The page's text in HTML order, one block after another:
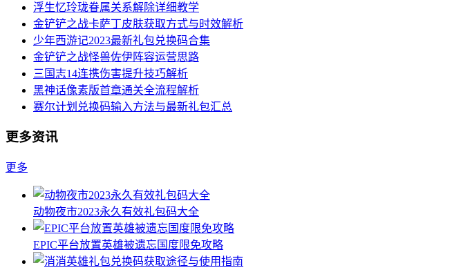
浮生忆玲珑眷属关系解除详细教学
金铲铲之战卡萨丁皮肤获取方式与时效解析
少年西游记2023最新礼包兑换码合集
金铲铲之战怪兽佐伊阵容运营思路
三国志14连携伤害提升技巧解析
黑神话像素版首章通关全流程解析
赛尔计划兑换码输入方法与最新礼包汇总
更多资讯
更多
动物夜市2023永久有效礼包码大全
EPIC平台放置英雄被遗忘国度限免攻略